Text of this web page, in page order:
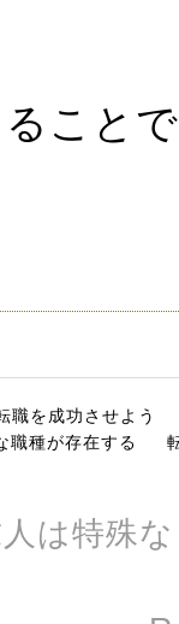
こと
職を成功させよう
職種が存在する
は特殊